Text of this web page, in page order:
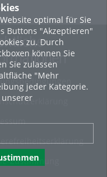
optimal für Sie
Buttons "Akzeptieren"
zu. Durch
können Sie
Sie zulassen
"Mehr
jeder Kategorie.
Zustimmung